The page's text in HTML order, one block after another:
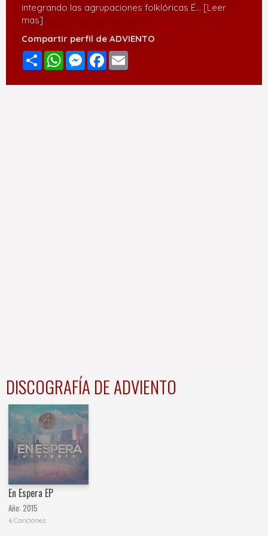
integrando las agrupaciones folklóricas É... [Leer
mas]
Compartir perfil de ADVIENTO
Compartir
WhatsAppMessenger
Facebook
DISCOGRAFÍA DE ADVIENTO
En Espera EP
Año:2015
6 Canciones